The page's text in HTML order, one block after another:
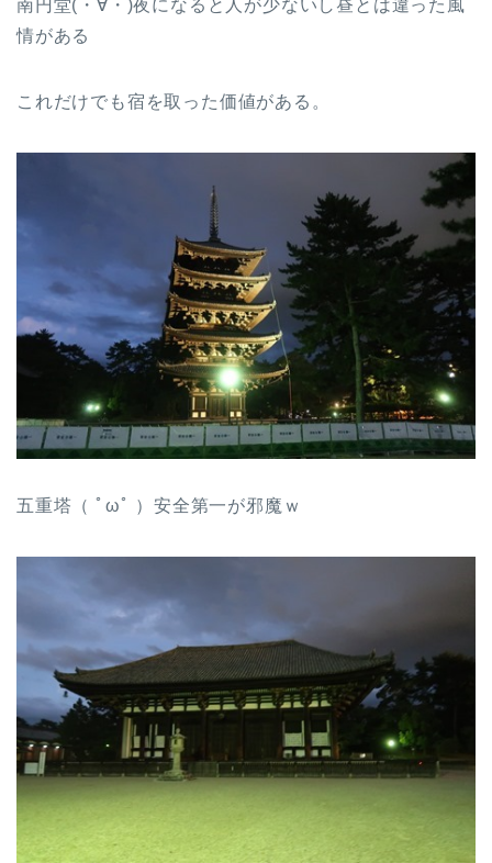
南円堂(・∀・)夜になると人が少ないし昼とは違った風
情がある
これだけでも宿を取った価値がある。
五重塔（ ﾟωﾟ ）安全第一が邪魔ｗ